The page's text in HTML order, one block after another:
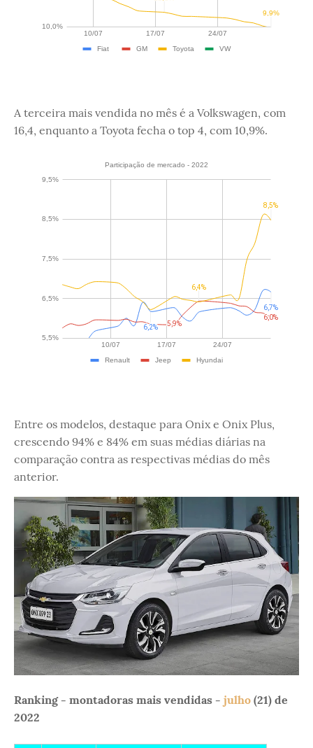
A terceira mais vendida no mês é a Volkswagen, com
16,4, enquanto a Toyota fecha o top 4, com 10,9%.
Entre os modelos, destaque para Onix e Onix Plus,
crescendo 94% e 84% em suas médias diárias na
comparação contra as respectivas médias do mês
anterior.
Ranking - montadoras mais vendidas - julho (21) de
2022